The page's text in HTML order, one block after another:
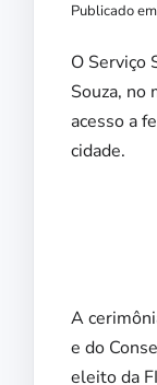
Publicado
O Serviço
Souza, no
acesso a
cidade.
A
e do
eleito da